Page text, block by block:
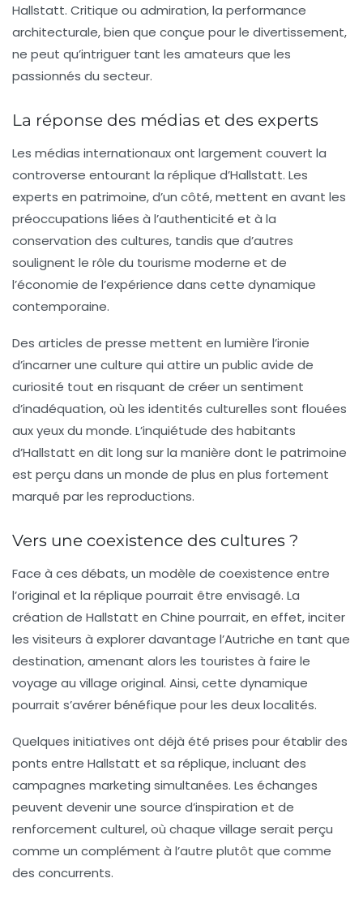
Hallstatt. Critique ou admiration, la performance
architecturale, bien que conçue pour le divertissement,
ne peut qu’intriguer tant les amateurs que les
passionnés du secteur.
La réponse des médias et des experts
Les médias internationaux ont largement couvert la
controverse entourant la réplique d’Hallstatt. Les
experts en patrimoine, d’un côté, mettent en avant les
préoccupations liées à l’authenticité et à la
conservation des cultures, tandis que d’autres
soulignent le rôle du tourisme moderne et de
l’économie de l’expérience dans cette dynamique
contemporaine.
Des articles de presse mettent en lumière l’ironie
d’incarner une culture qui attire un public avide de
curiosité tout en risquant de créer un sentiment
d’inadéquation, où les identités culturelles sont flouées
aux yeux du monde. L’inquiétude des habitants
d’Hallstatt en dit long sur la manière dont le patrimoine
est perçu dans un monde de plus en plus fortement
marqué par les reproductions.
Vers une coexistence des cultures ?
Face à ces débats, un modèle de coexistence entre
l’original et la réplique pourrait être envisagé. La
création de Hallstatt en Chine pourrait, en effet, inciter
les visiteurs à explorer davantage l’Autriche en tant que
destination, amenant alors les touristes à faire le
voyage au village original. Ainsi, cette dynamique
pourrait s’avérer bénéfique pour les deux localités.
Quelques initiatives ont déjà été prises pour établir des
ponts entre Hallstatt et sa réplique, incluant des
campagnes marketing simultanées. Les échanges
peuvent devenir une source d’inspiration et de
renforcement culturel, où chaque village serait perçu
comme un complément à l’autre plutôt que comme
des concurrents.